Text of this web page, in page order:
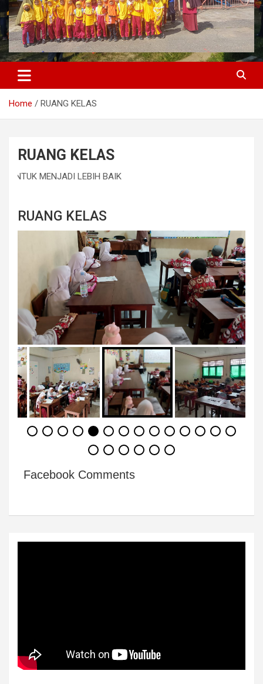
Home RUANG KELAS
RUANG KELAS
MENJADI LEBIH BAIK
RUANG KELAS
Facebook Comments